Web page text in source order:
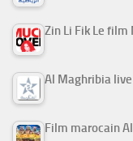
Al Maghribia